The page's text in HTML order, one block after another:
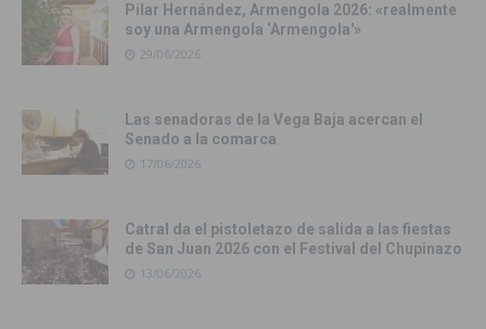
Pilar Hernández, Armengola 2026: «realmente
soy una Armengola ‘Armengola'»
29/06/2026
Las senadoras de la Vega Baja acercan el
Senado a la comarca
17/06/2026
Catral da el pistoletazo de salida a las fiestas
de San Juan 2026 con el Festival del Chupinazo
13/06/2026